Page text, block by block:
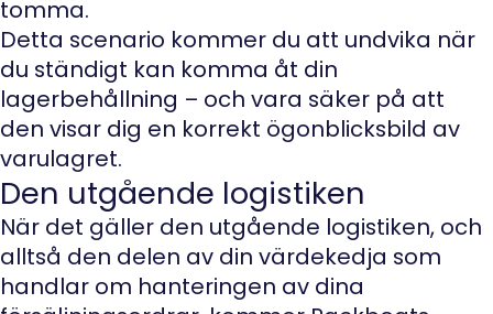
tomma.
Detta scenario kommer du att undvika när
du ständigt kan komma åt din
lagerbehållning – och vara säker på att
den visar dig en korrekt ögonblicksbild av
varulagret.
Den utgående logistiken
När det gäller den utgående logistiken, och
alltså den delen av din värdekedja som
handlar om hanteringen av dina